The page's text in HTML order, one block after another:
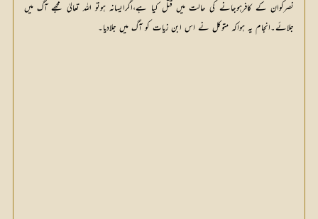
نصرکوان کے کافرہوجانے کی حالت میں قتل کیا ہے،اگرایسانہ ہوتو اللہ تعالیٰ مجھے آگ میں
جلائے۔انجام یہ ہواکہ متوکل نے اس ابن زیات کو آگ میں جلادیا۔